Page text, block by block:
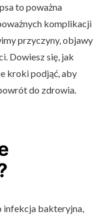
to poważna
komplikacji
przyczyny, objawy
Dowiesz się, jak
kroki podjąć, aby
do zdrowia.
infekcja bakteryjna,